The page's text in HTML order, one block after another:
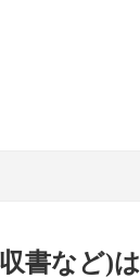
書など)は